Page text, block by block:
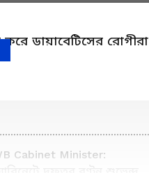
ডায়াবেটিসের রোগীরা
Cabinet Minister: